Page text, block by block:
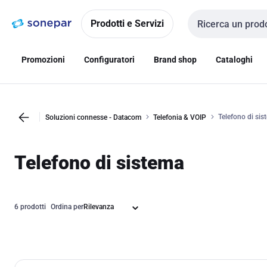
navigazionealla
Prodotti e Servizi
Cerca input
Promozioni Configuratori Brand shop Cataloghi
Soluzioni connesse - Datacom Telefonia & VOIP Telefono di
Telefono di sistema
6 prodotti Ordina per